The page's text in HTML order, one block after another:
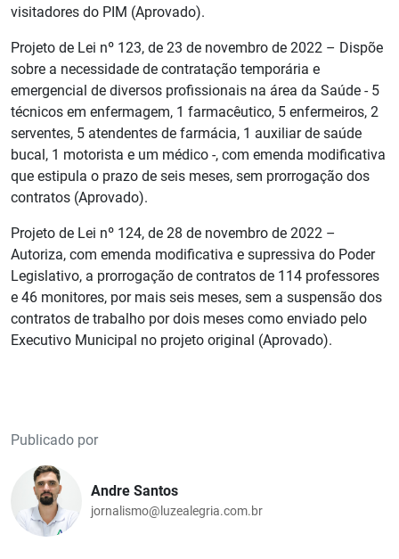
visitadores do PIM (Aprovado).
Projeto de Lei nº 123, de 23 de novembro de 2022 – Dispõe
sobre a necessidade de contratação temporária e
emergencial de diversos profissionais na área da Saúde - 5
técnicos em enfermagem, 1 farmacêutico, 5 enfermeiros, 2
serventes, 5 atendentes de farmácia, 1 auxiliar de saúde
bucal, 1 motorista e um médico -, com emenda modificativa
que estipula o prazo de seis meses, sem prorrogação dos
contratos (Aprovado).
Projeto de Lei nº 124, de 28 de novembro de 2022 –
Autoriza, com emenda modificativa e supressiva do Poder
Legislativo, a prorrogação de contratos de 114 professores
e 46 monitores, por mais seis meses, sem a suspensão dos
contratos de trabalho por dois meses como enviado pelo
Executivo Municipal no projeto original (Aprovado).
Publicado por
Andre Santos
jornalismo@luzealegria.com.br